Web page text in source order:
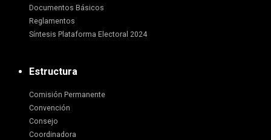
Documentos Básicos
Reglamentos
Síntesis Plataforma Electoral 2024
Estructura
Comisión Permanente
Convención
Consejo
Coordinadora